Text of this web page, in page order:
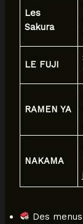
Les
Sakura
LE FUJI
RAMEN YA
NAKAMA
Des